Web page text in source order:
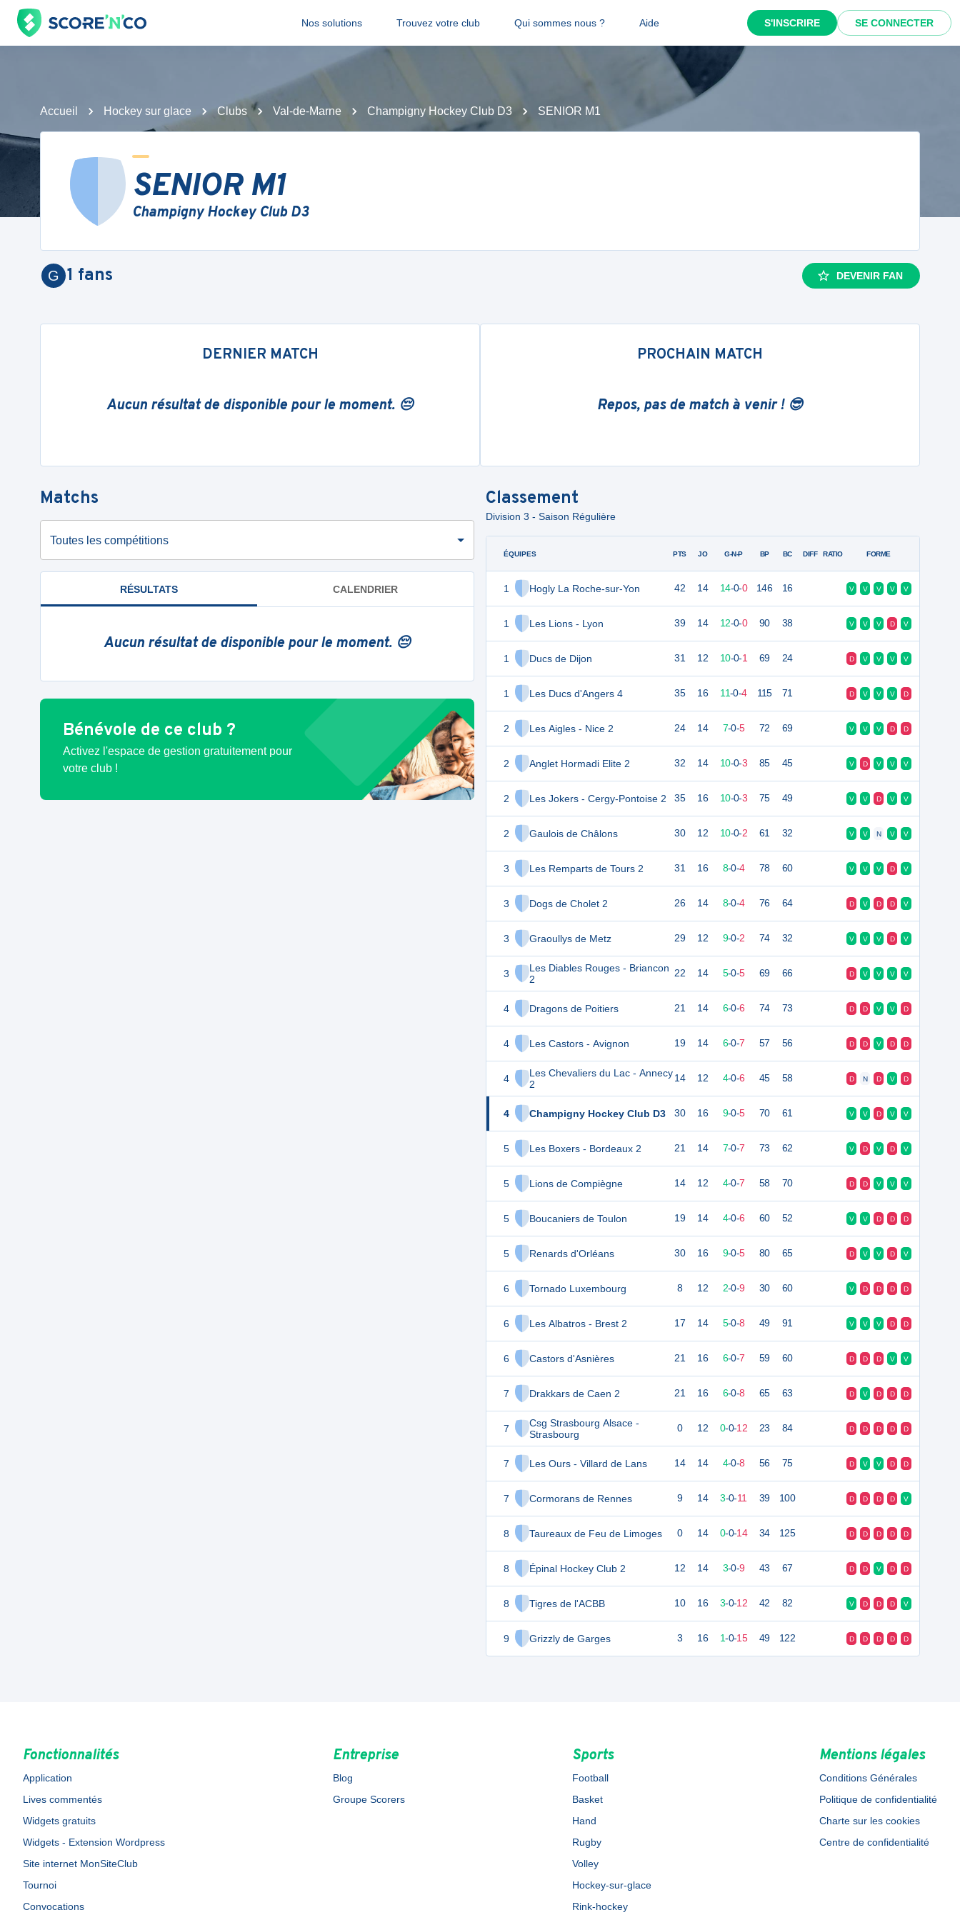
Nos solutions Trouvez votre club Qui sommes nous ? Aide S'INSCRIRE SE CONNECTER
Accueil Hockey sur glace Clubs Val-de-Marne Champigny Hockey Club D3 SENIOR M1
SENIOR M1
Champigny Hockey Club D3
G 1 fans DEVENIR FAN
DERNIER MATCH
Aucun résultat de disponible pour le moment. 😔
PROCHAIN MATCH
Repos, pas de match à venir ! 😎
Matchs
Toutes les compétitions
RÉSULTATS CALENDRIER
Aucun résultat de disponible pour le moment. 😔
Bénévole de ce club ?
Activez l'espace de gestion gratuitement pour
votre club !
Classement
Division 3 - Saison Régulière
ÉQUIPES
1 Hogly La Roche-sur-Yon
1 Les Lions - Lyon
1 Ducs de Dijon
1 Les Ducs d'Angers 4
2 Les Aigles - Nice 2
2 Anglet Hormadi Elite 2
2 Les Jokers - Cergy-Pontoise 2
2 Gaulois de Châlons
3 Les Remparts de Tours 2
3 Dogs de Cholet 2
3 Graoullys de Metz
3
Les Diables Rouges - Briancon
2
4 Dragons de Poitiers
4 Les Castors - Avignon
4
Les Chevaliers du Lac - Annecy
2
4 Champigny Hockey Club D3
5 Les Boxers - Bordeaux 2
5 Lions de Compiègne
5 Boucaniers de Toulon
5 Renards d'Orléans
6 Tornado Luxembourg
6 Les Albatros - Brest 2
6 Castors d'Asnières
7 Drakkars de Caen 2
7
Csg Strasbourg Alsace -
Strasbourg
7 Les Ours - Villard de Lans
7 Cormorans de Rennes
8 Taureaux de Feu de Limoges
8 Épinal Hockey Club 2
8 Tigres de l'ACBB
9 Grizzly de Garges
PTS JO G-N-P BP BC DIFF RATIO FORME
42 14 14-0-0 146 16 V V V V V
39 14 12-0-0 90 38 V V V D V
31 12 10-0-1 69 24 D V V V V
35 16 11-0-4 115 71 D V V V D
24 14 7-0-5 72 69 V V V D D
32 14 10-0-3 85 45 V D V V V
35 16 10-0-3 75 49 V V D V V
30 12 10-0-2 61 32 V V N V V
31 16 8-0-4 78 60 V V V D V
26 14 8-0-4 76 64 D V D D V
29 12 9-0-2 74 32 V V V D V
22 14 5-0-5 69 66 D V V V V
21 14 6-0-6 74 73 D D V V D
19 14 6-0-7 57 56 D D V D D
14 12 4-0-6 45 58 D N D V D
30 16 9-0-5 70 61 V V D V V
21 14 7-0-7 73 62 V D V D V
14 12 4-0-7 58 70 D D V V V
19 14 4-0-6 60 52 V V D D D
30 16 9-0-5 80 65 D V V D V
8 12 2-0-9 30 60 V D D D D
17 14 5-0-8 49 91 V V V D D
21 16 6-0-7 59 60 D D D V V
21 16 6-0-8 65 63 D V D D D
0 12 0-0-12 23 84 D D D D D
14 14 4-0-8 56 75 D V V D D
9 14 3-0-11 39 100 D D D D V
0 14 0-0-14 34 125 D D D D D
12 14 3-0-9 43 67 D D V D D
10 16 3-0-12 42 82 V D D D V
3 16 1-0-15 49 122 D D D D D
Fonctionnalités
Application
Lives commentés
Widgets gratuits
Widgets - Extension Wordpress
Site internet MonSiteClub
Tournoi
Convocations
Entreprise
Blog
Groupe Scorers
Sports
Football
Basket
Hand
Rugby
Volley
Hockey-sur-glace
Rink-hockey
Mentions légales
Conditions Générales
Politique de confidentialité
Charte sur les cookies
Centre de confidentialité